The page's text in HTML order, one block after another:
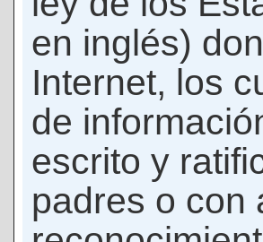
en inglés)
Internet, los
de
escrito y
padres o con